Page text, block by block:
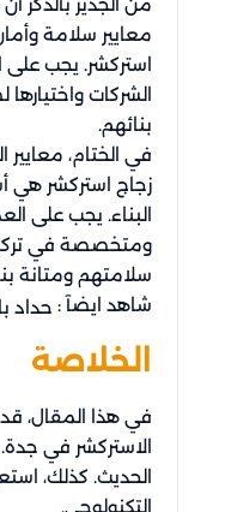
معايير سلامة
استركشر. يجب على
الشركات
بنائهم.
في الختام،
زجاج استركشر هي
البناء. يجب على
ومتخصصة في
سلامتهم ومتانة
شاهد ايضآ : حداد
الخلاصة
في هذا المقال،
الاستركشر في
الحديث. كذلك،
التكنولوجي.